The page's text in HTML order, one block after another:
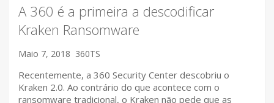
A 360 é a primeira a descodificar
Kraken Ransomware
Maio 7, 2018 360TS
Recentemente, a 360 Security Center descobriu o
Kraken 2.0. Ao contrário do que acontece com o
ransomware tradicional, o Kraken não pede que as